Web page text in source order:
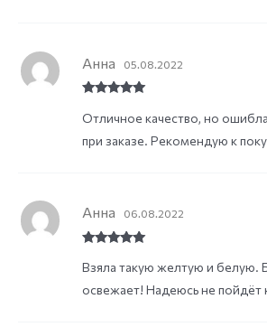
of 5
Анна 05.08.2022
Отличное качество, но
при заказе. Рекомендую к
of 5
Анна 06.08.2022
Взяла такую желтую и белую.
освежает! Надеюсь не пойдёт